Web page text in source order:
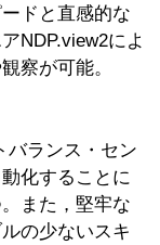
ドと直感的な
NDP.view2によ
察が可能。
バランス・セン
化することに
また，堅牢な
の少ないスキ